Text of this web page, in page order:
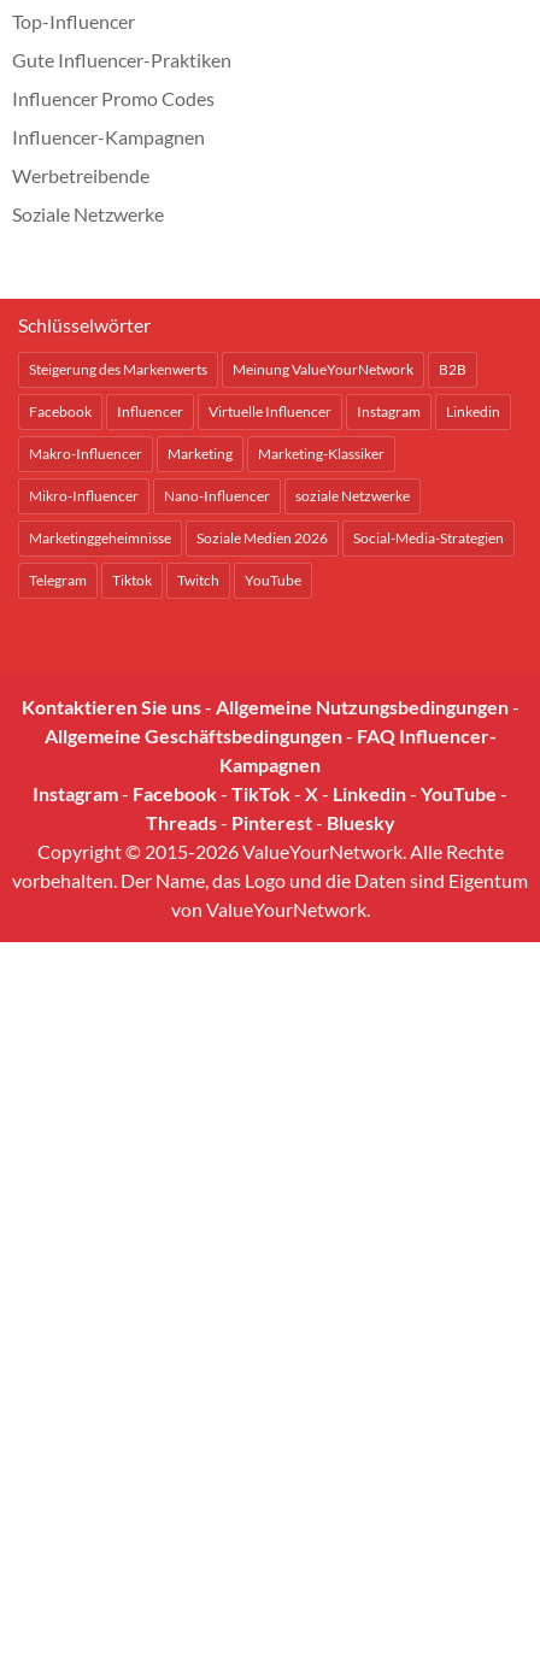
Top-Influencer
Gute Influencer-Praktiken
Influencer Promo Codes
Influencer-Kampagnen
Werbetreibende
Soziale Netzwerke
Schlüsselwörter
Steigerung des Markenwerts Meinung ValueYourNetwork B2B
Facebook Influencer Virtuelle Influencer Instagram Linkedin
Makro-Influencer Marketing Marketing-Klassiker
Mikro-Influencer Nano-Influencer soziale Netzwerke
Marketinggeheimnisse Soziale Medien 2026 Social-Media-Strategien
Telegram Tiktok Twitch YouTube
Kontaktieren Sie uns- Allgemeine Nutzungsbedingungen-
Allgemeine Geschäftsbedingungen- FAQ Influencer-
Kampagnen
Instagram- Facebook- TikTok- X- Linkedin- YouTube -
Threads- Pinterest- Bluesky
Copyright © 2015-2026 ValueYourNetwork. Alle Rechte
vorbehalten. Der Name, das Logo und die Daten sind Eigentum
von ValueYourNetwork.